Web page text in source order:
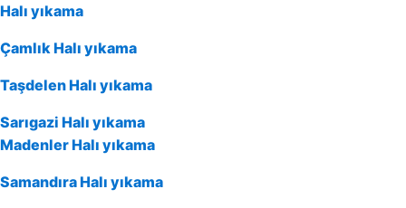
Halı yıkama
Çamlık Halı yıkama
Taşdelen Halı yıkama
Sarıgazi Halı yıkama
Madenler Halı yıkama
Samandıra Halı yıkama